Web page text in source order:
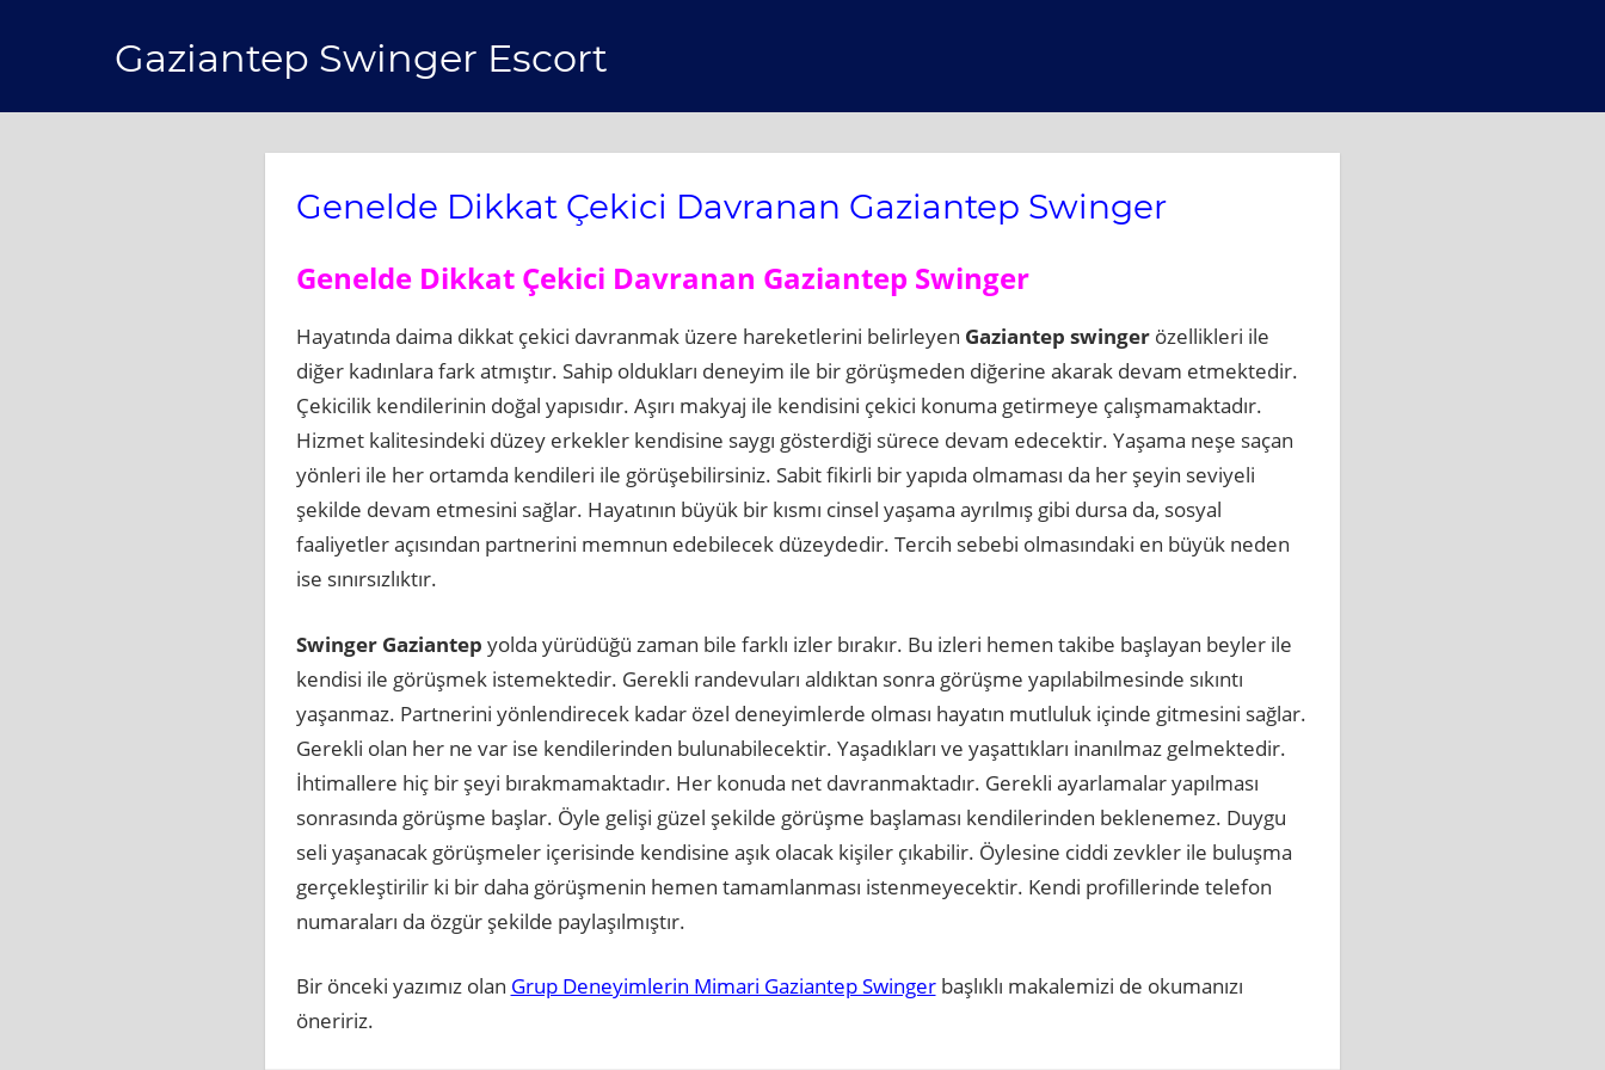
Gaziantep Swinger Escort
Genelde Dikkat Çekici Davranan Gaziantep Swinger
Genelde Dikkat Çekici Davranan Gaziantep Swinger
Hayatında daima dikkat çekici davranmak üzere hareketlerini belirleyen Gaziantep swinger özellikleri ile
diğer kadınlara fark atmıştır. Sahip oldukları deneyim ile bir görüşmeden diğerine akarak devam etmektedir.
Çekicilik kendilerinin doğal yapısıdır. Aşırı makyaj ile kendisini çekici konuma getirmeye çalışmamaktadır.
Hizmet kalitesindeki düzey erkekler kendisine saygı gösterdiği sürece devam edecektir. Yaşama neşe saçan
yönleri ile her ortamda kendileri ile görüşebilirsiniz. Sabit fikirli bir yapıda olmaması da her şeyin seviyeli
şekilde devam etmesini sağlar. Hayatının büyük bir kısmı cinsel yaşama ayrılmış gibi dursa da, sosyal
faaliyetler açısından partnerini memnun edebilecek düzeydedir. Tercih sebebi olmasındaki en büyük neden
ise sınırsızlıktır.
Swinger Gaziantep yolda yürüdüğü zaman bile farklı izler bırakır. Bu izleri hemen takibe başlayan beyler ile
kendisi ile görüşmek istemektedir. Gerekli randevuları aldıktan sonra görüşme yapılabilmesinde sıkıntı
yaşanmaz. Partnerini yönlendirecek kadar özel deneyimlerde olması hayatın mutluluk içinde gitmesini sağlar.
Gerekli olan her ne var ise kendilerinden bulunabilecektir. Yaşadıkları ve yaşattıkları inanılmaz gelmektedir.
İhtimallere hiç bir şeyi bırakmamaktadır. Her konuda net davranmaktadır. Gerekli ayarlamalar yapılması
sonrasında görüşme başlar. Öyle gelişi güzel şekilde görüşme başlaması kendilerinden beklenemez. Duygu
seli yaşanacak görüşmeler içerisinde kendisine aşık olacak kişiler çıkabilir. Öylesine ciddi zevkler ile buluşma
gerçekleştirilir ki bir daha görüşmenin hemen tamamlanması istenmeyecektir. Kendi profillerinde telefon
numaraları da özgür şekilde paylaşılmıştır.
Bir önceki yazımız olan Grup Deneyimlerin Mimari Gaziantep Swingerbaşlıklı makalemizi de okumanızı
öneririz.